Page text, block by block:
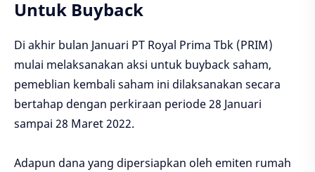
Untuk Buyback
Di akhir bulan Januari PT Royal Prima Tbk (PRIM)
mulai melaksanakan aksi untuk buyback saham,
pemeblian kembali saham ini dilaksanakan secara
bertahap dengan perkiraan periode 28 Januari
sampai 28 Maret 2022.
Adapun dana yang dipersiapkan oleh emiten rumah